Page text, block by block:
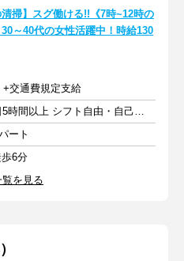
清掃】スグ働ける!!《7時~12時の
～40代の女性活躍中！時給130
+交通費規定支給
週2日以上 1日5時間以上 シフト自由・自己申告
ート
6分
を見る